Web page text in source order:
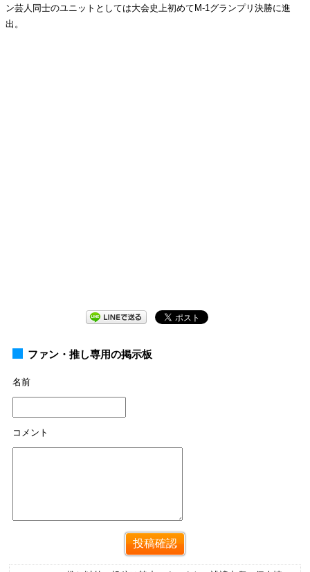
ン芸人同士のユニットとしては大会史上初めてM-1グランプリ決勝に進
出。
ファン・推し専用の掲示板
名前
コメント